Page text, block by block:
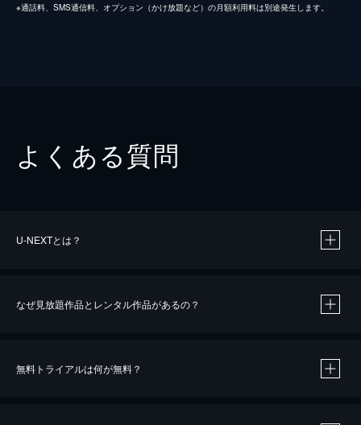
※通話料、SMS通信料、オプション（かけ放題など）の月額利用料は別途発生します。
よくある質問
U-NEXTとは？
なぜ見放題作品とレンタル作品があるの？
無料トライアルは何が無料？